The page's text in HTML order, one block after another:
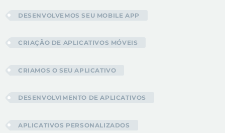
DESENVOLVEMOS SEU MOBILE APP
CRIAÇÃO DE APLICATIVOS MÓVEIS
CRIAMOS O SEU APLICATIVO
DESENVOLVIMENTO DE APLICATIVOS
APLICATIVOS PERSONALIZADOS